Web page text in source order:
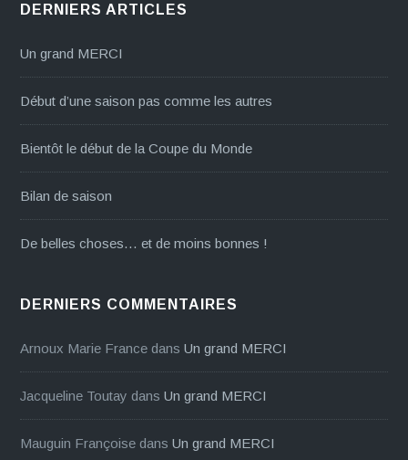
DERNIERS ARTICLES
Un grand MERCI
Début d’une saison pas comme les autres
Bientôt le début de la Coupe du Monde
Bilan de saison
De belles choses… et de moins bonnes !
DERNIERS COMMENTAIRES
Arnoux Marie France dansUn grand MERCI
Jacqueline Toutay dansUn grand MERCI
Mauguin Françoise dansUn grand MERCI